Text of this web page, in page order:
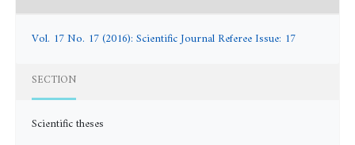
Vol. 17 No. 17 (2016): Scientific Journal Referee Issue: 17
SECTION
Scientific theses